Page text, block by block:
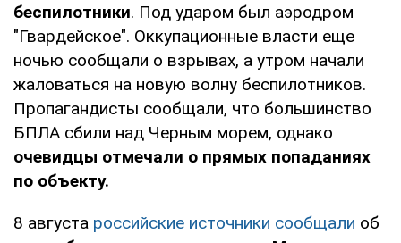
беспилотники. Под ударом был аэродром
"Гвардейское". Оккупационные власти еще
ночью сообщали о взрывах, а утром начали
жаловаться на новую волну беспилотников.
Пропагандисты сообщали, что большинство
БПЛА сбили над Черным морем, однако
очевидцы отмечали о прямых попаданиях
по объекту.
8 августа российские источники сообщали об